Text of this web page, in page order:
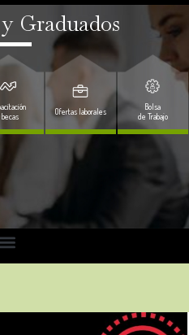
Graduados
becas
Ofertas laborales
Bolsa
de Trabajo